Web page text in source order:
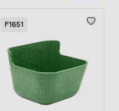
F1651